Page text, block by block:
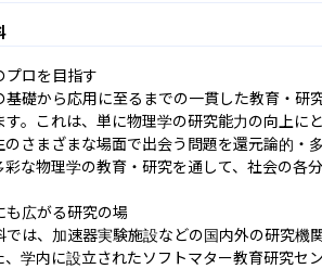
ロを目指す
基礎から応用に至るまでの一貫した教育・研
す。これは、単に物理学の研究能力の向上
のさまざまな場面で出会う問題を還元論的
彩な物理学の教育・研究を通して、社会の各
広がる研究の場
では、加速器実験施設などの国内外の研究機
、学内に設立されたソフトマター教育研究セ